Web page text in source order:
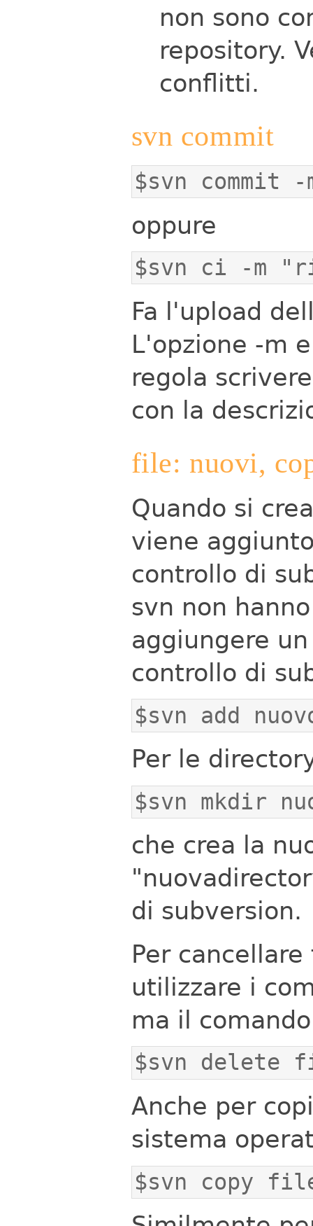
non sono
repository.
conflitti.
svn commit
$svn commit
oppure
$svn ci -m
Fa l'upload
L'opzione -m
regola
con la
file: nuovi,
Quando si
viene
controllo di
svn non
aggiungere
controllo di
$svn add
Per le
$svn mkdir
che crea la
di subversion.
Per
utilizzare i
ma il
$svn delete
Anche per
sistema
$svn copy